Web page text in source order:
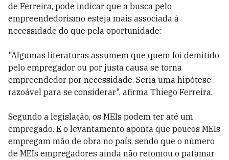
de Ferreira, pode indicar que a busca pelo
empreendedorismo esteja mais associada à
necessidade do que pela oportunidade:
"Algumas literaturas assumem que quem foi demitido
pelo empregador ou por justa causa se torna
empreendedor por necessidade. Seria uma hipótese
razoável para se considerar", afirma Thiego Ferreira.
Segundo a legislação, os MEIs podem ter até um
empregado. E o levantamento aponta que poucos MEIs
empregam mão de obra no país, sendo que o número
de MEIs empregadores ainda não retomou o patamar